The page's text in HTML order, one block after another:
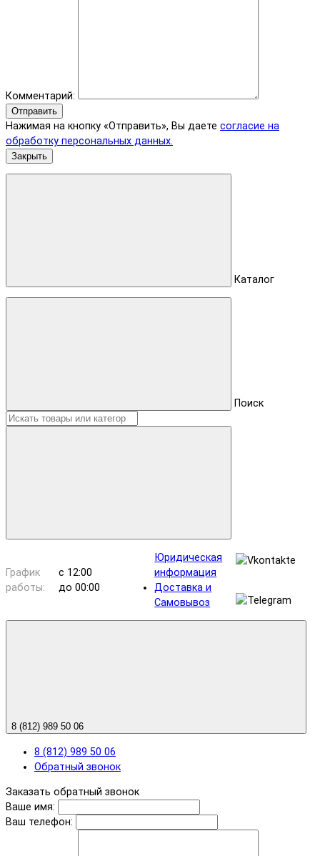
Комментарий:
Отправить
Нажимая на кнопку «Отправить», Вы даете согласие на
обработку персональных данных.
Закрыть
Каталог
Поиск
График
работы:
с 12:00
до 00:00
Юридическая
информация
Доставка и
Самовывоз
8 (812) 989 50 06
8 (812) 989 50 06
Обратный звонок
Заказать обратный звонок
Ваше имя:
Ваш телефон: